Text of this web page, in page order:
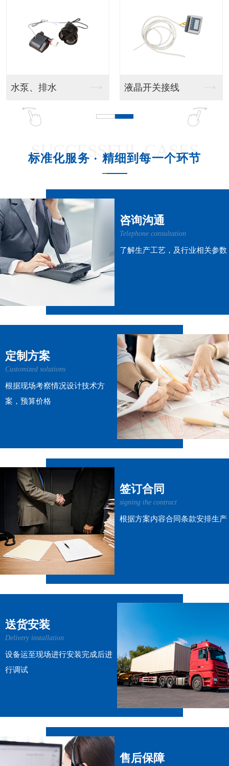
吊挂风管机 吊柜射流款
吊柜窗式款
SUCCESSFUL CASES
标准化服务 · 精细到每一个环节
咨询沟通
Telephone consultation
了解生产工艺，及行业相关参数
定制方案
Customized solutions
根据现场考察情况设计技术方
案，预算价格
签订合同
signing the contract
根据方案内容合同条款安排生产
送货安装
Delivery installation
设备运至现场进行安装完成后进
行调试
售后保障